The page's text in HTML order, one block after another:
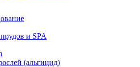
и SPA
(альгицид)